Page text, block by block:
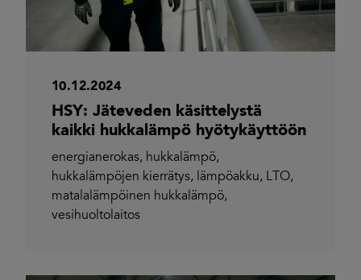
10.12.2024
HSY: Jäteveden käsittelystä
kaikki hukkalämpö hyötykäyttöön
energianerokas, hukkalämpö,
hukkalämpöjen kierrätys, lämpöakku, LTO,
matalalämpöinen hukkalämpö,
vesihuoltolaitos